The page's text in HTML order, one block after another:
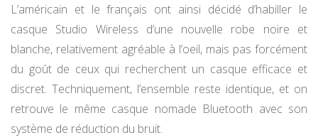
L’américain et le français ont ainsi décidé d’habiller le
casque Studio Wireless d’une nouvelle robe noire et
blanche, relativement agréable à l’oeil, mais pas forcément
du goût de ceux qui recherchent un casque efficace et
discret. Techniquement, l’ensemble reste identique, et on
retrouve le même casque nomade Bluetooth avec son
système de réduction du bruit.